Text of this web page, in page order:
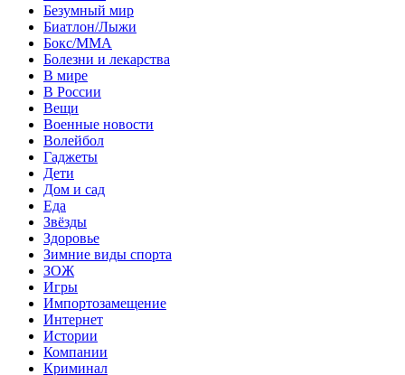
Безумный мир
Биатлон/Лыжи
Бокс/MMA
Болезни и лекарства
В мире
В России
Вещи
Военные новости
Волейбол
Гаджеты
Дети
Дом и сад
Еда
Звёзды
Здоровье
Зимние виды спорта
ЗОЖ
Игры
Импортозамещение
Интернет
Истории
Компании
Криминал